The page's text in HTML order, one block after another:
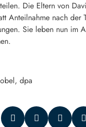
Die Eltern von
Anteilnahme nach der
Sie leben nun im
dpa